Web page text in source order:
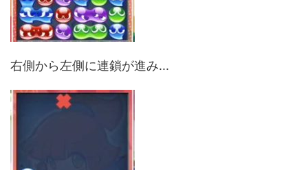
右側から左側に連鎖が進み...